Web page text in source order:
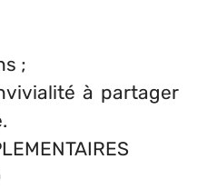
;
à partager